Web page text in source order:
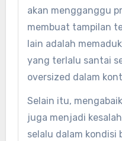
akan mengganggu
membuat tampilan
lain adalah
yang terlalu santai
oversized dalam
Selain itu,
juga menjadi
selalu dalam kondisi